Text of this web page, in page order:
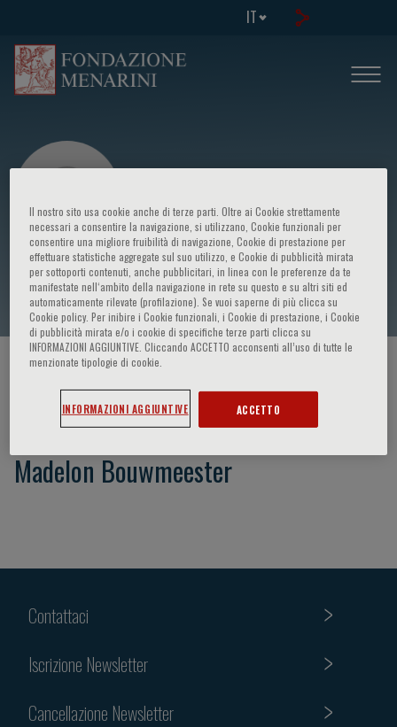
IT
Madelon Bouwmeester
HOME PAGE / CORSI ED EVENTI
Madelon Bouwmeester
Contattaci
Iscrizione Newsletter
Cancellazione Newsletter
Il nostro sito usa cookie anche di terze parti. Oltre ai Cookie strettamente
necessari a consentire la navigazione, si utilizzano, Cookie funzionali per
consentire una migliore fruibilità di navigazione, Cookie di prestazione per
effettuare statistiche aggregate sul suo utilizzo, e Cookie di pubblicità mirata
per sottoporti contenuti, anche pubblicitari, in linea con le preferenze da te
manifestate nell‘ambito della navigazione in rete su questo e su altri siti ed
automaticamente rilevate (profilazione). Se vuoi saperne di più clicca su
Cookie policy. Per inibire i Cookie funzionali, i Cookie di prestazione, i Cookie
di pubblicità mirata e/o i cookie di specifiche terze parti clicca su
INFORMAZIONI AGGIUNTIVE. Cliccando ACCETTO acconsenti all’uso di tutte le
menzionate tipologie di cookie.
INFORMAZIONI AGGIUNTIVE ACCETTO